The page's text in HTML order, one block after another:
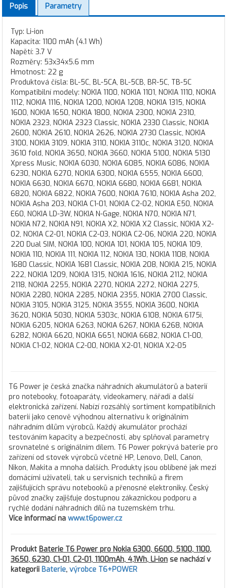
Popis Parametry
Typ: Li-ion
Kapacita: 1100 mAh (4.1 Wh)
Napětí: 3.7 V
Rozměry: 53x34x5.6 mm
Hmotnost: 22 g
Produktová čísla: BL-5C, BL-5CA, BL-5CB, BR-5C, TB-5C
Kompatibilní modely: NOKIA 1100, NOKIA 1101, NOKIA 1110, NOKIA
1112, NOKIA 1116, NOKIA 1200, NOKIA 1208, NOKIA 1315, NOKIA
1600, NOKIA 1650, NOKIA 1800, NOKIA 2300, NOKIA 2310,
NOKIA 2323, NOKIA 2323 Classic, NOKIA 2330 Classic, NOKIA
2600, NOKIA 2610, NOKIA 2626, NOKIA 2730 Classic, NOKIA
3100, NOKIA 3109, NOKIA 3110, NOKIA 3110c, NOKIA 3120, NOKIA
3610 fold, NOKIA 3650, NOKIA 3660, NOKIA 5100, NOKIA 5130
Xpress Music, NOKIA 6030, NOKIA 6085, NOKIA 6086, NOKIA
6230, NOKIA 6270, NOKIA 6300, NOKIA 6555, NOKIA 6600,
NOKIA 6630, NOKIA 6670, NOKIA 6680, NOKIA 6681, NOKIA
6820, NOKIA 6822, NOKIA 7600, NOKIA 7610, NOKIA Asha 202,
NOKIA Asha 203, NOKIA C1-01, NOKIA C2-02, NOKIA E50, NOKIA
E60, NOKIA LD-3W, NOKIA N-Gage, NOKIA N70, NOKIA N71,
NOKIA N72, NOKIA N91, NOKIA X2, NOKIA X2 Classic, NOKIA X2-
02, NOKIA C2-01, NOKIA C2-03, NOKIA C2-06, NOKIA 220, NOKIA
220 Dual SIM, NOKIA 100, NOKIA 101, NOKIA 105, NOKIA 109,
NOKIA 110, NOKIA 111, NOKIA 112, NOKIA 130, NOKIA 1108, NOKIA
1680 Classic, NOKIA 1681 Classic, NOKIA 208, NOKIA 215, NOKIA
222, NOKIA 1209, NOKIA 1315, NOKIA 1616, NOKIA 2112, NOKIA
2118, NOKIA 2255, NOKIA 2270, NOKIA 2272, NOKIA 2275,
NOKIA 2280, NOKIA 2285, NOKIA 2355, NOKIA 2700 Classic,
NOKIA 3105, NOKIA 3125, NOKIA 3555, NOKIA 3600, NOKIA
3620, NOKIA 5030, NOKIA 5303c, NOKIA 6108, NOKIA 6175i,
NOKIA 6205, NOKIA 6263, NOKIA 6267, NOKIA 6268, NOKIA
6282, NOKIA 6620, NOKIA 6651, NOKIA 6682, NOKIA C1-00,
NOKIA C1-02, NOKIA C2-00, NOKIA X2-01, NOKIA X2-05
T6 Power je česká značka náhradních akumulátorů a baterií
pro notebooky, fotoaparáty, videokamery, nářadí a další
elektronická zařízení. Nabízí rozsáhlý sortiment kompatibilních
baterií jako cenově výhodnou alternativu k originálním
náhradním dílům výrobců. Každý akumulátor prochází
testováním kapacity a bezpečnosti, aby splňoval parametry
srovnatelné s originálním dílem. T6 Power pokrývá baterie pro
zařízení od stovek výrobců včetně HP, Lenovo, Dell, Canon,
Nikon, Makita a mnoha dalších. Produkty jsou oblíbené jak mezi
domácími uživateli, tak u servisních techniků a firem
zajišťujících správu notebooků a přenosné elektroniky. Český
původ značky zajišťuje dostupnou zákaznickou podporu a
rychlé dodání náhradních dílů na tuzemském trhu.
Více informací na www.t6power.cz
Produkt Baterie T6 Power pro Nokia 6300, 6600, 5100, 1100,
3650, 6230, C1-01, C2-01, 1100mAh, 4,1Wh, Li-ion se nachází v
kategorii Baterie, výrobce T6+POWER